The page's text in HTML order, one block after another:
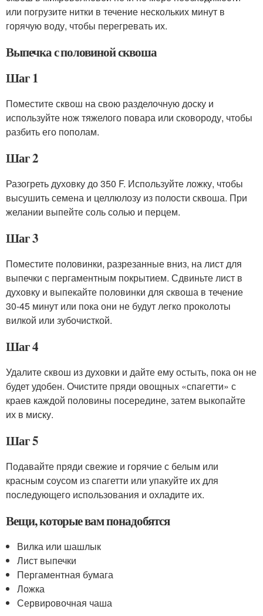
или погрузите нитки в течение нескольких минут в
горячую воду, чтобы перегревать их.
Выпечка с половиной сквоша
Шаг 1
Поместите сквош на свою разделочную доску и
используйте нож тяжелого повара или сковороду, чтобы
разбить его пополам.
Шаг 2
Разогреть духовку до 350 F. Используйте ложку, чтобы
высушить семена и целлюлозу из полости сквоша. При
желании выпейте соль солью и перцем.
Шаг 3
Поместите половинки, разрезанные вниз, на лист для
выпечки с пергаментным покрытием. Сдвиньте лист в
духовку и выпекайте половинки для сквоша в течение
30-45 минут или пока они не будут легко проколоты
вилкой или зубочисткой.
Шаг 4
Удалите сквош из духовки и дайте ему остыть, пока он не
будет удобен. Очистите пряди овощных «спагетти» с
краев каждой половины посередине, затем выкопайте
их в миску.
Шаг 5
Подавайте пряди свежие и горячие с белым или
красным соусом из спагетти или упакуйте их для
последующего использования и охладите их.
Вещи, которые вам понадобятся
Вилка или шашлык
Лист выпечки
Пергаментная бумага
Ложка
Сервировочная чаша